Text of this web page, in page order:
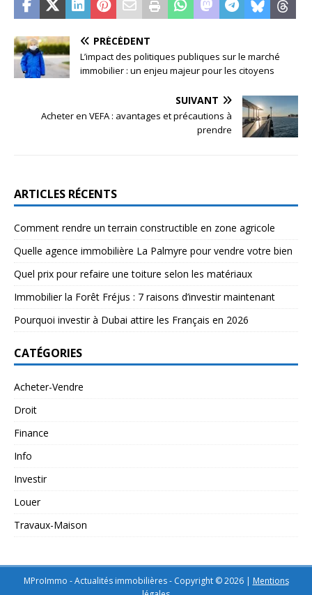
PRÉCÉDENT
L’impact des politiques publiques sur le marché
immobilier : un enjeu majeur pour les citoyens
SUIVANT
Acheter en VEFA : avantages et précautions à
prendre
ARTICLES RÉCENTS
Comment rendre un terrain constructible en zone agricole
Quelle agence immobilière La Palmyre pour vendre votre bien
Quel prix pour refaire une toiture selon les matériaux
Immobilier la Forêt Fréjus : 7 raisons d’investir maintenant
Pourquoi investir à Dubai attire les Français en 2026
CATÉGORIES
Acheter-Vendre
Droit
Finance
Info
Investir
Louer
Travaux-Maison
MProImmo - Actualités immobilières - Copyright © 2026 | Mentions